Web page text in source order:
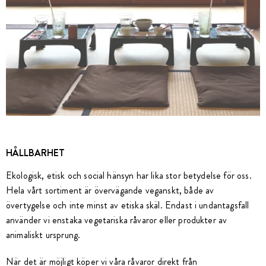
HÅLLBARHET
Ekologisk, etisk och social hänsyn har lika stor betydelse för oss.
Hela vårt sortiment är övervägande veganskt, både av
övertygelse och inte minst av etiska skäl. Endast i undantagsfall
använder vi enstaka vegetariska råvaror eller produkter av
animaliskt ursprung.
När det är möjligt köper vi våra råvaror direkt från